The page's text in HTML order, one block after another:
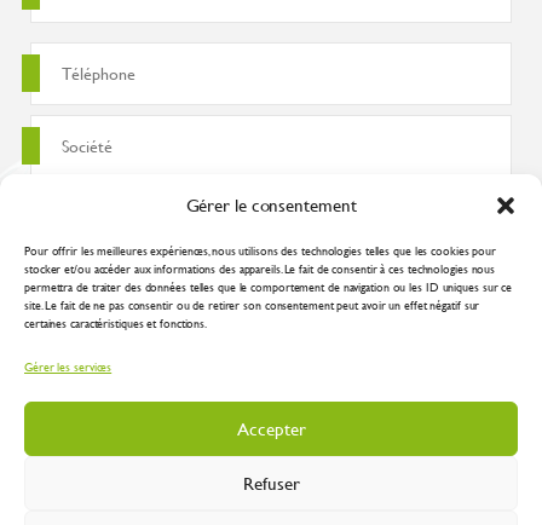
Gérer le consentement
Pour offrir les meilleures expériences, nous utilisons des technologies telles que les cookies pour
stocker et/ou accéder aux informations des appareils. Le fait de consentir à ces technologies nous
permettra de traiter des données telles que le comportement de navigation ou les ID uniques sur ce
site. Le fait de ne pas consentir ou de retirer son consentement peut avoir un effet négatif sur
certaines caractéristiques et fonctions.
Gérer les services
Accepter
Refuser
J'accepte que ces données soient utilisées pour traiter ma demande